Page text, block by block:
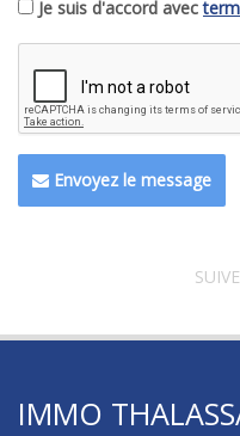
Je suis d'accord avec
Envoyez le message
IMMO